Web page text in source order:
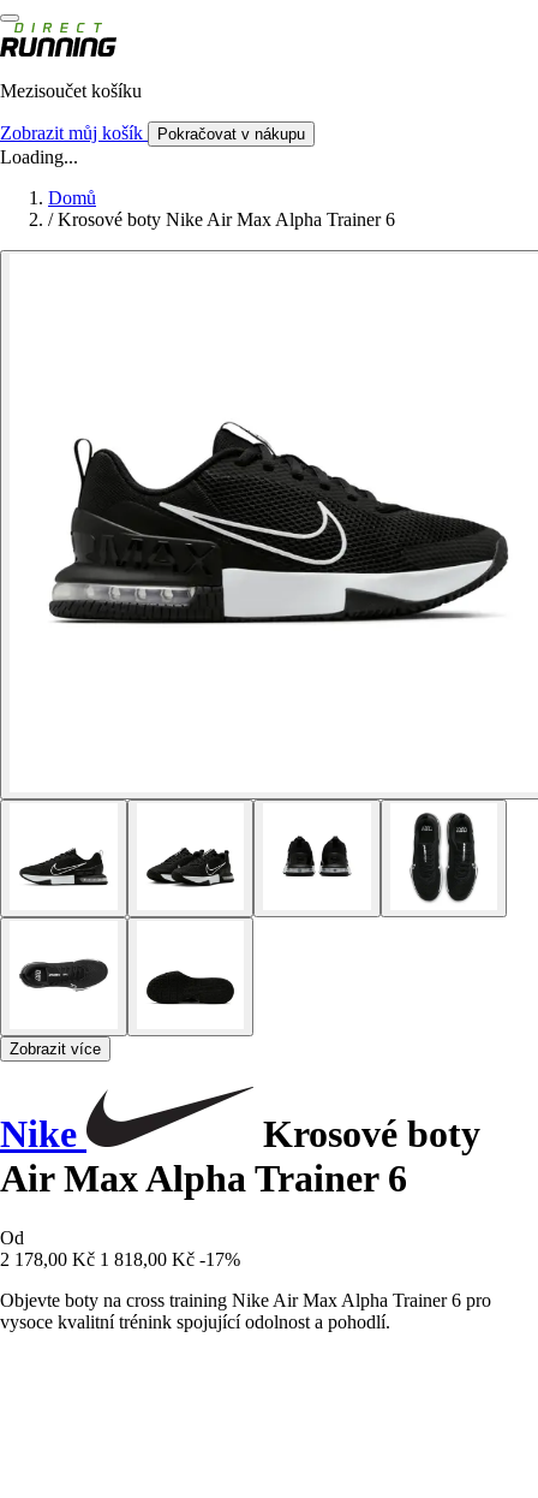
Mezisoučet košíku
Zobrazit můj košík Pokračovat v nákupu
Loading...
Domů
/ Krosové boty Nike Air Max Alpha Trainer 6
Zobrazit více
Nike
Krosové boty
Air Max Alpha Trainer 6
Od
2 178,00 Kč 1 818,00 Kč -17%
Objevte boty na cross training Nike Air Max Alpha Trainer 6 pro
vysoce kvalitní trénink spojující odolnost a pohodlí.